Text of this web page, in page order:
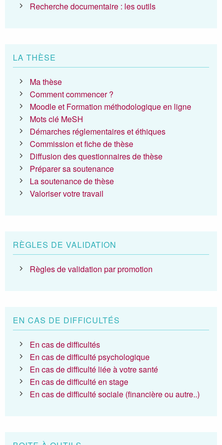
Recherche documentaire : les outils
LA THÈSE
Ma thèse
Comment commencer ?
Moodle et Formation méthodologique en ligne
Mots clé MeSH
Démarches réglementaires et éthiques
Commission et fiche de thèse
Diffusion des questionnaires de thèse
Préparer sa soutenance
La soutenance de thèse
Valoriser votre travail
RÈGLES DE VALIDATION
Règles de validation par promotion
EN CAS DE DIFFICULTÉS
En cas de difficultés
En cas de difficulté psychologique
En cas de difficulté liée à votre santé
En cas de difficulté en stage
En cas de difficulté sociale (financière ou autre..)